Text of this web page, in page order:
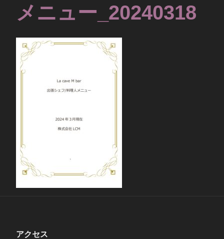
メニュー_20240318
アクセス